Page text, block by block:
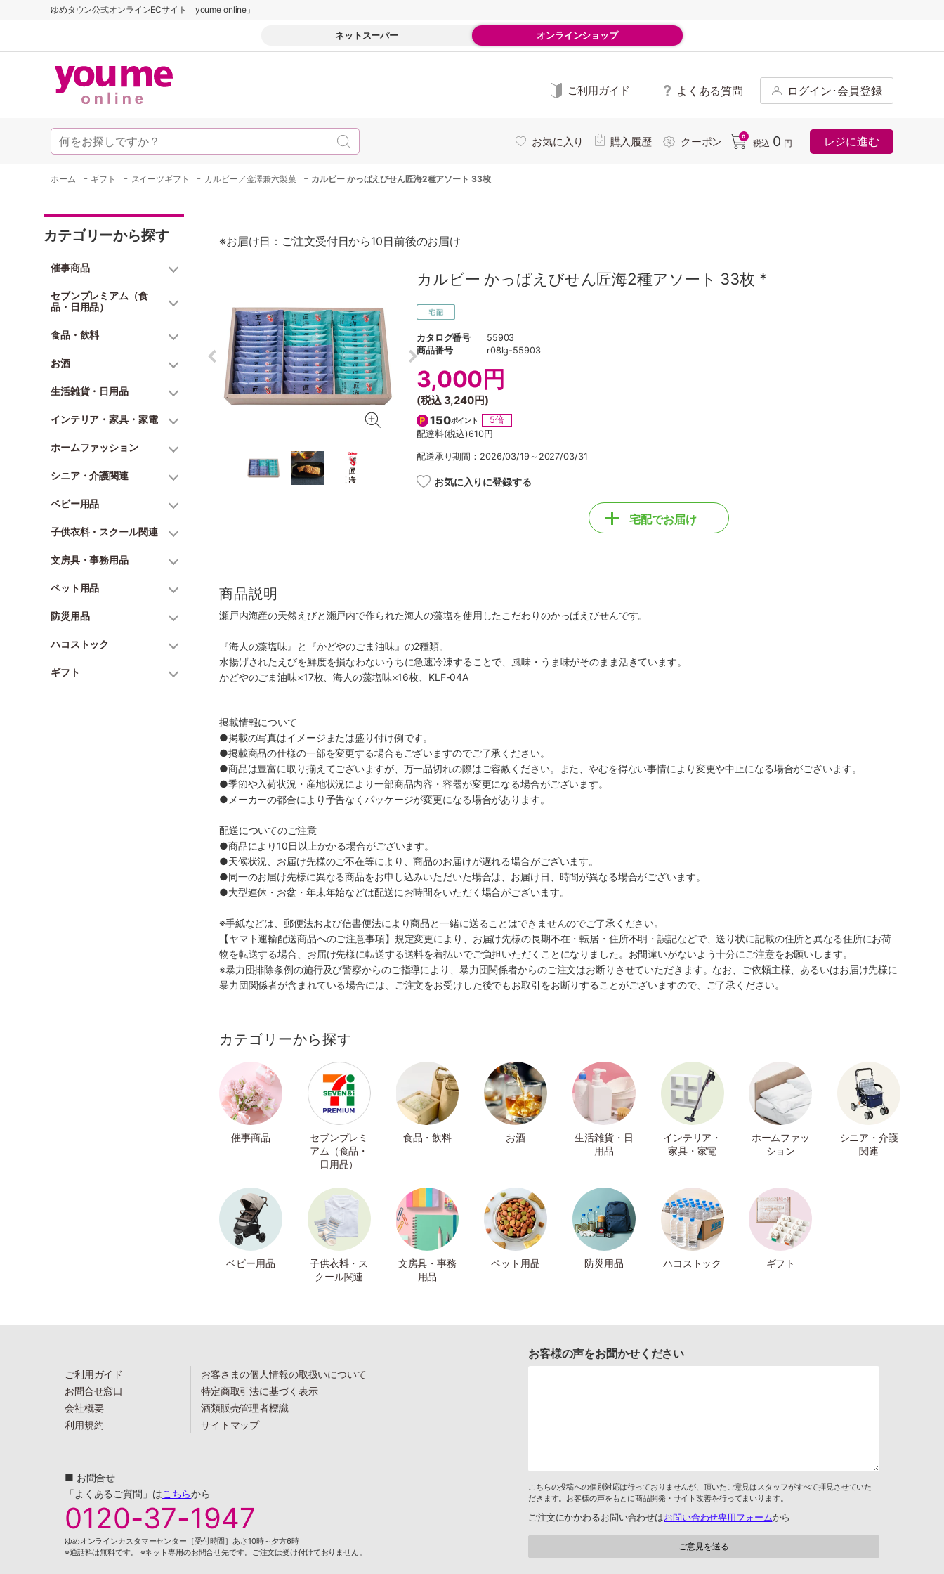
ゆめタウン公式オンラインECサイト「youme online」
ネットスーパー オンラインショップ
ご利用ガイド よくある質問 ログイン･会員登録
お気に入り 購入履歴 クーポン 0
税込 0 円 レジに進む
ホーム - ギフト - スイーツギフト - カルビー／金澤兼六製菓 - カルビー かっぱえびせん匠海2種アソート 33枚
カテゴリーから探す
催事商品
セブンプレミアム（食
品・日用品）
食品・飲料
お酒
生活雑貨・日用品
インテリア・家具・家電
ホームファッション
シニア・介護関連
ベビー用品
子供衣料・スクール関連
文房具・事務用品
ペット用品
防災用品
ハコストック
ギフト
※お届け日：ご注文受付日から10日前後のお届け
カルビー かっぱえびせん匠海2種アソート 33枚 *
カタログ番号
55903
商品番号
r08lg-55903
3,000円
(税込 3,240円)
150ポイント
5倍
配達料(税込)610円
配送承り期間：2026/03/19～2027/03/31
お気に入りに登録する
宅配でお届け
商品説明
瀬戸内海産の天然えびと瀬戸内で作られた海人の藻塩を使用したこだわりのかっぱえびせんです。
『海人の藻塩味』と『かどやのごま油味』の2種類。
水揚げされたえびを鮮度を損なわないうちに急速冷凍することで、風味・うま味がそのまま活きています。
かどやのごま油味×17枚、海人の藻塩味×16枚、KLF-04A
掲載情報について
●掲載の写真はイメージまたは盛り付け例です。
●掲載商品の仕様の一部を変更する場合もございますのでご了承ください。
●商品は豊富に取り揃えてございますが、万一品切れの際はご容赦ください。また、やむを得ない事情により変更や中止になる場合がございます。
●季節や入荷状況・産地状況により一部商品内容・容器が変更になる場合がございます。
●メーカーの都合により予告なくパッケージが変更になる場合があります。
配送についてのご注意
●商品により10日以上かかる場合がございます。
●天候状況、お届け先様のご不在等により、商品のお届けが遅れる場合がございます。
●同一のお届け先様に異なる商品をお申し込みいただいた場合は、お届け日、時間が異なる場合がございます。
●大型連休・お盆・年末年始などは配送にお時間をいただく場合がございます。
※手紙などは、郵便法および信書便法により商品と一緒に送ることはできませんのでご了承ください。
【ヤマト運輸配送商品へのご注意事項】規定変更により、お届け先様の長期不在・転居・住所不明・誤記などで、送り状に記載の住所と異なる住所にお荷
物を転送する場合、お届け先様に転送する送料を着払いでご負担いただくことになりました。お間違いがないよう十分にご注意をお願いします。
※暴力団排除条例の施行及び警察からのご指導により、暴力団関係者からのご注文はお断りさせていただきます。なお、ご依頼主様、あるいはお届け先様に
暴力団関係者が含まれている場合には、ご注文をお受けした後でもお取引をお断りすることがございますので、ご了承ください。
カテゴリーから探す
催事商品
セブンプレミ
アム（食品・
日用品）
食品・飲料 お酒
生活雑貨・日
用品
インテリア・
家具・家電
ホームファッ
ション
シニア・介護
関連
ベビー用品
子供衣料・ス
クール関連
文房具・事務
用品
ペット用品 防災用品 ハコストック ギフト
ご利用ガイド
お問合せ窓口
会社概要
利用規約
お客さまの個人情報の取扱いについて
特定商取引法に基づく表示
酒類販売管理者標識
サイトマップ
■ お問合せ
「よくあるご質問」はこちらから
0120-37-1947
ゆめオンラインカスタマーセンター［受付時間］あさ10時～夕方6時
※通話料は無料です。 ※ネット専用のお問合せ先です。ご注文は受け付けておりません。
お客様の声をお聞かせください
こちらの投稿への個別対応は行っておりませんが、頂いたご意見はスタッフがすべて拝見させていた
だきます。お客様の声をもとに商品開発・サイト改善を行ってまいります。
ご注文にかかわるお問い合わせはお問い合わせ専用フォームから